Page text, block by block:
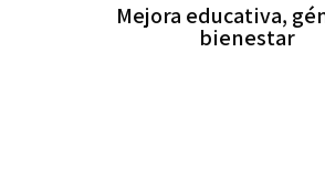
Mejora educativa,
bienestar